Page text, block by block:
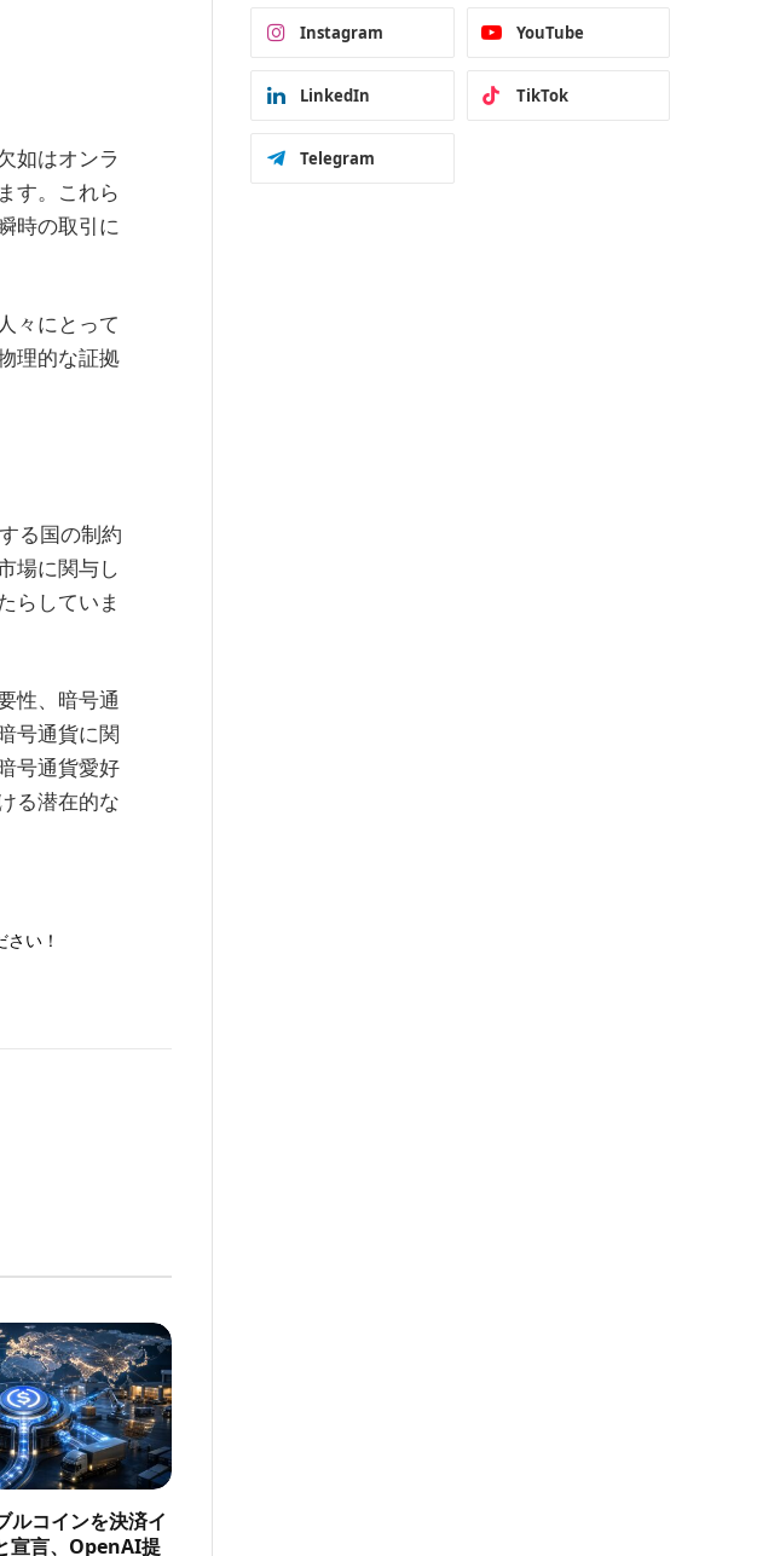
如はオンラ
す。これら
時の取引に
々にとって
理的な証拠
る国の制約
場に関与し
らしていま
性、暗号通
号通貨に関
号通貨愛好
る潜在的な
い！
ルコインを決済イ
宣言、OpenAI提
Instagram YouTube
LinkedIn TikTok
Telegram